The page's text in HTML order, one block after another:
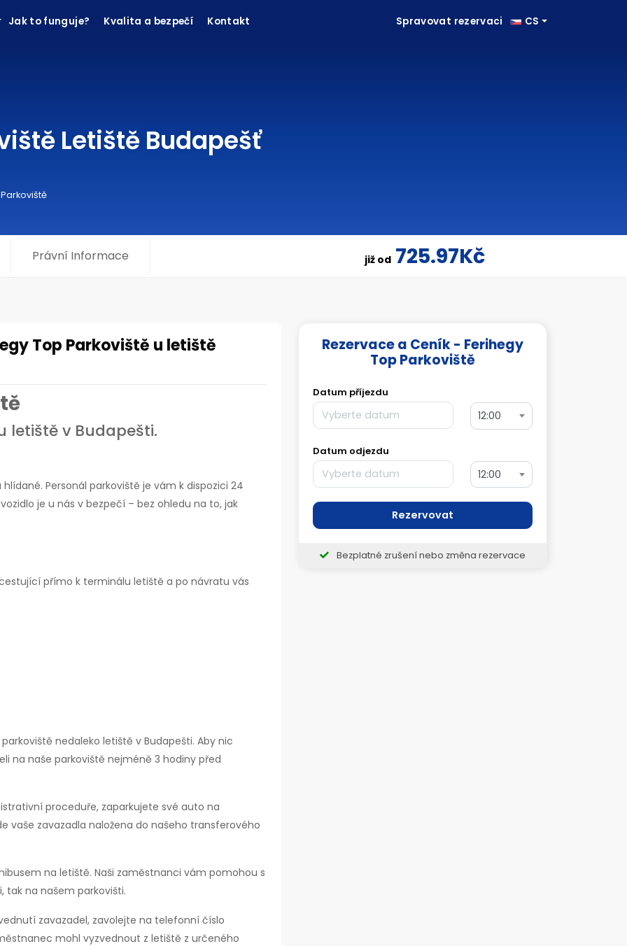
Jak to funguje? Kvalita a bezpečí Kontakt Spravovat rezervaci CS
Letiště Budapešť
Právní Informace již od 725.97Kč
Top Parkoviště u letiště
letiště v Budapešti.
Personál parkoviště je vám k dispozici 24
je u nás v bezpečí – bez ohledu na to, jak
přímo k terminálu letiště a po návratu vás
nedaleko letiště v Budapešti. Aby nic
na naše parkoviště nejméně 3 hodiny před
proceduře, zaparkujete své auto na
vaše zavazadla naložena do našeho transferového
na letiště. Naši zaměstnanci vám pomohou s
tak na našem parkovišti.
zavazadel, zavolejte na telefonní číslo
mohl vyzvednout z letiště z určeného
Rezervace a Ceník - Ferihegy
Top Parkoviště
Datum příjezdu
12:00
Datum odjezdu
12:00
Rezervovat
Bezplatné zrušení nebo změna rezervace